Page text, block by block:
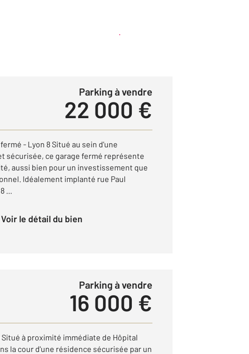
Créer une alerte
Parking à vendre
22 000 €
fermé - Lyon 8 Situé au sein d'une
sécurisée, ce garage fermé représente
aussi bien pour un investissement que
Idéalement implanté rue Paul
...
Voir le détail du bien
Parking à vendre
16 000 €
à proximité immédiate de Hôpital
la cour d'une résidence sécurisée par un